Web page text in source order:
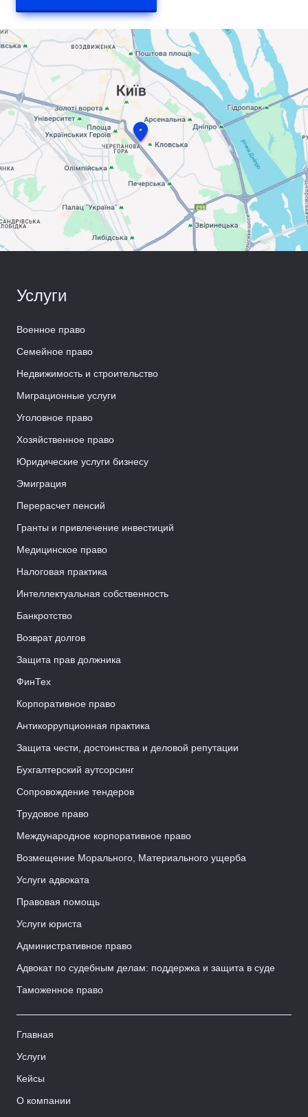
Услуги
Военное право
Семейное право
Недвижимость и строительство
Миграционные услуги
Уголовное право
Хозяйственное право
Юридические услуги бизнесу
Эмиграция
Перерасчет пенсий
Гранты и привлечение инвестиций
Медицинское право
Налоговая практика
Интеллектуальная собственность
Банкротство
Возврат долгов
Защита прав должника
ФинТех
Корпоративное право
Антикоррупционная практика
Защита чести, достоинства и деловой репутации
Бухгалтерский аутсорсинг
Сопровождение тендеров
Трудовое право
Международное корпоративное право
Возмещение Морального, Материального ущерба
Услуги адвоката
Правовая помощь
Услуги юриста
Административное право
Адвокат по судебным делам: поддержка и защита в суде
Таможенное право
Главная
Услуги
Кейсы
О компании